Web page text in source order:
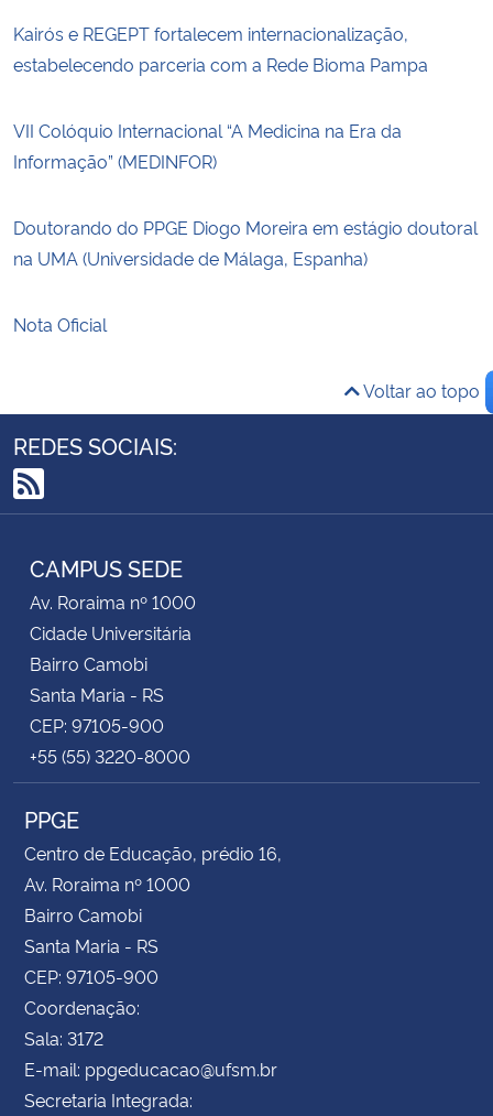
Kairós e REGEPT fortalecem internacionalização,
estabelecendo parceria com a Rede Bioma Pampa
VII Colóquio Internacional “A Medicina na Era da
Informação” (MEDINFOR)
Doutorando do PPGE Diogo Moreira em estágio doutoral
na UMA (Universidade de Málaga, Espanha)
Nota Oficial
Voltar ao topo
REDES SOCIAIS:
RSS
CAMPUS SEDE
Av. Roraima nº 1000
Cidade Universitária
Bairro Camobi
Santa Maria - RS
CEP: 97105-900
+55 (55) 3220-8000
PPGE
Centro de Educação, prédio 16,
Av. Roraima nº 1000
Bairro Camobi
Santa Maria - RS
CEP: 97105-900
Coordenação:
Sala: 3172
E-mail: ppgeducacao@ufsm.br
Secretaria Integrada: